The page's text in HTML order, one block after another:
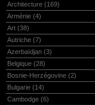
Architecture (169)
Arménie (4)
Art (38)
Autriche (7)
Azerbaïdjan (3)
Belgique (28)
Bosnie-Herzégovine (2)
Bulgarie (14)
Cambodge (6)